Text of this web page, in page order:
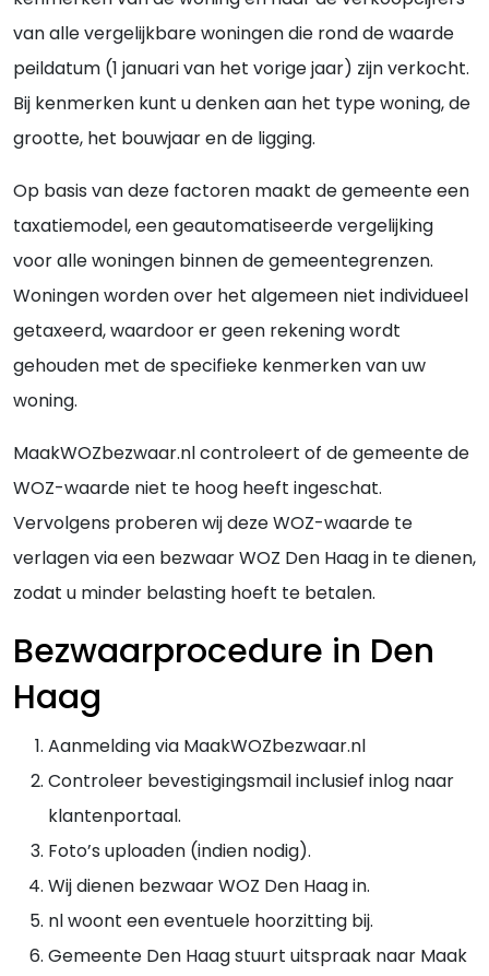
van alle vergelijkbare woningen die rond de waarde
peildatum (1 januari van het vorige jaar) zijn verkocht.
Bij kenmerken kunt u denken aan het type woning, de
grootte, het bouwjaar en de ligging.
Op basis van deze factoren maakt de gemeente een
taxatiemodel, een geautomatiseerde vergelijking
voor alle woningen binnen de gemeentegrenzen.
Woningen worden over het algemeen niet individueel
getaxeerd, waardoor er geen rekening wordt
gehouden met de specifieke kenmerken van uw
woning.
MaakWOZbezwaar.nl controleert of de gemeente de
WOZ-waarde niet te hoog heeft ingeschat.
Vervolgens proberen wij deze WOZ-waarde te
verlagen via een bezwaar WOZ Den Haag in te dienen,
zodat u minder belasting hoeft te betalen.
Bezwaarprocedure in Den
Haag
Aanmelding via MaakWOZbezwaar.nl
Controleer bevestigingsmail inclusief inlog naar
klantenportaal.
Foto’s uploaden (indien nodig).
Wij dienen bezwaar WOZ Den Haag in.
nl woont een eventuele hoorzitting bij.
Gemeente Den Haag stuurt uitspraak naar Maak